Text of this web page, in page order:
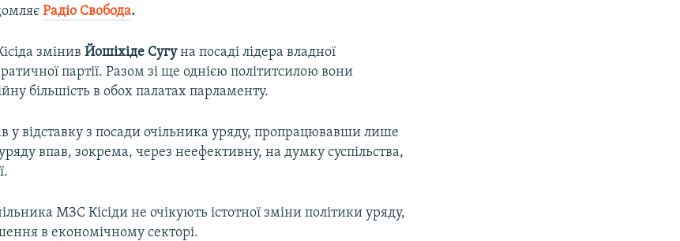
Радіо Свобода.
змінивЙошіхіде Сугуна посаді лідера владної
партії. Разом зі ще однією політитсилою вони
більшість в обох палатах парламенту.
у відставку з посади очільника уряду, пропрацювавши лише
впав, зокрема, через неефективну, на думку суспільства,
МЗС Кісіди не очікують істотної зміни політики уряду,
в економічному секторі.